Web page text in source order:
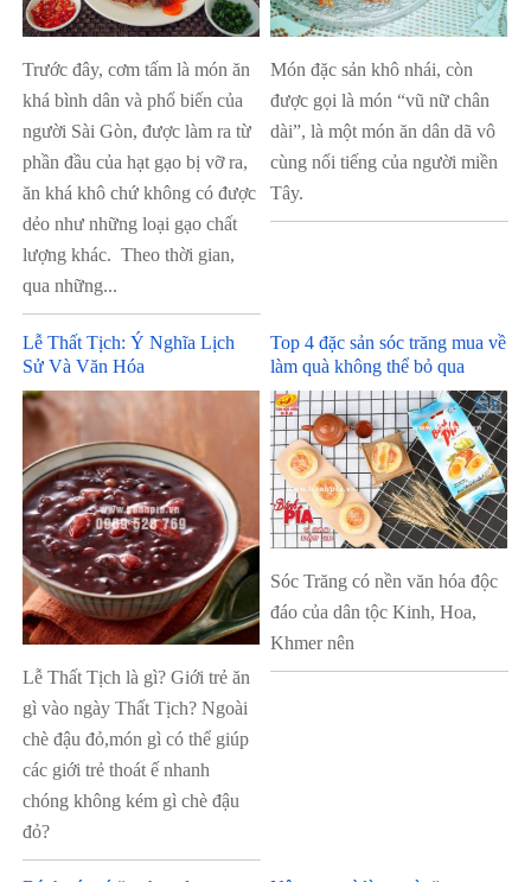
Trước đây, cơm tấm là món ăn
khá bình dân và phổ biến của
người Sài Gòn, được làm ra từ
phần đầu của hạt gạo bị vỡ ra,
ăn khá khô chứ không có được
dẻo như những loại gạo chất
lượng khác. Theo thời gian,
qua những...
Món đặc sản khô nhái, còn
được gọi là món “vũ nữ chân
dài”, là một món ăn dân dã vô
cùng nổi tiếng của người miền
Tây.
Lễ Thất Tịch: Ý Nghĩa Lịch
Sử Và Văn Hóa
Lễ Thất Tịch là gì? Giới trẻ ăn
gì vào ngày Thất Tịch? Ngoài
chè đậu đỏ,món gì có thể giúp
các giới trẻ thoát ế nhanh
chóng không kém gì chè đậu
đỏ?
Top 4 đặc sản sóc trăng mua về
làm quà không thể bỏ qua
Sóc Trăng có nền văn hóa độc
đáo của dân tộc Kinh, Hoa,
Khmer nên